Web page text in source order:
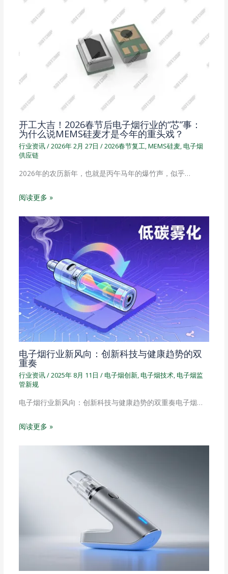
开工大吉！2026春节后电子烟行业的“芯”事：
为什么说MEMS硅麦才是今年的重头戏？
行业资讯/2026年 2月 27日 /2026春节复工,MEMS硅麦, 电子烟
供应链
2026年的农历新年，也就是丙午马年的爆竹声，似乎…
阅读更多 »
电子烟行业新风向：创新科技与健康趋势的双
重奏
行业资讯/2025年 8月 11日 / 电子烟创新, 电子烟技术, 电子烟监
管新规
电子烟行业新风向：创新科技与健康趋势的双重奏电子烟…
阅读更多 »